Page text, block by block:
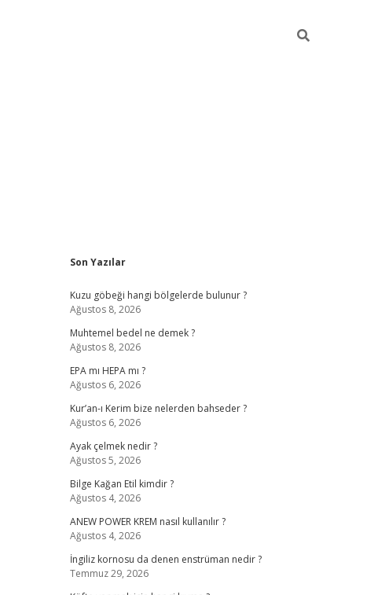
Sidebar
Son Yazılar
Kuzu göbeği hangi bölgelerde bulunur ?
Ağustos 8, 2026
Muhtemel bedel ne demek ?
Ağustos 8, 2026
EPA mı HEPA mı ?
Ağustos 6, 2026
Kur’an-ı Kerim bize nelerden bahseder ?
Ağustos 6, 2026
Ayak çelmek nedir ?
Ağustos 5, 2026
Bilge Kağan Etil kimdir ?
Ağustos 4, 2026
ANEW POWER KREM nasıl kullanılır ?
Ağustos 4, 2026
İngiliz kornosu da denen enstrüman nedir ?
Temmuz 29, 2026